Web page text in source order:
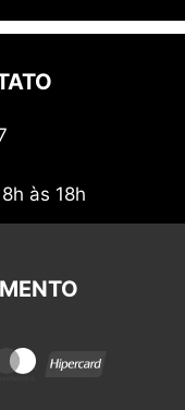
às 18h